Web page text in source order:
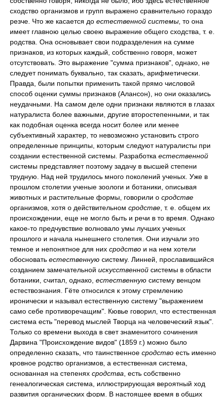
сходство организмов и групп выражено сравнительно гораздо
резче. Что же касается до естественной системы , то она
имеет главною целью своею выражение общего сходства, т. е.
родства. Она основывает свои подразделения на сумме
признаков, из которых каждый, собственно говоря, может
отсутствовать. Это выражение "сумма признаков", однако, не
следует понимать буквально, так сказать, арифметически.
Правда, были попытки применить такой прямо числовой
способ оценки суммы признаков (Алансон), но они оказались
неудачными. На самом деле одни признаки являются в глазах
натуралиста более важными, другие второстепенными, и так
как подобная оценка всегда носит более или менее
субъективный характер, то невозможно установить строго
определенные принципы, которым следуют натуралисты при
создании естественной системы. Разработка естественной
системы представляет поэтому задачу в высшей степени
трудную. Над ней трудилось много поколений ученых. Уже в
прошлом столетии ученые зоологи и ботаники, описывая
животных и растительные формы, говорили о сродстве
организмов, хотя о действительном сродстве , т. е. общем их
происхождении, еще не могло быть и речи в то время. Однако
какое-то предчувствие волновало умы лучших ученых
прошлого и начала нынешнего столетия. Они изучали это
темное и непонятное для них сродство и на нем хотели
обосновать естественную систему. Линней, прославившийся
созданием замечательной искусственной системы в области
ботаники, считал, однако, естественную систему венцом
естествознания. Гёте относился к этому стремлению
иронически и называл естественную систему "выражением
само себе противоречащим". Кювье говорил, что естественная
система есть "перевод мыслей Творца на человеческий язык".
Только со времени выхода в свет знаменитого сочинения
Дарвина "Происхождение видов" (1859 г.) можно было
определенно сказать, что таинственное сродство есть именно
кровное родство организмов, а естественная система,
основанная на степенях сродства , есть собственно
генеалогическая система, иллюстрирующая вероятный ход
развития органических форм. В настоящее время в общих